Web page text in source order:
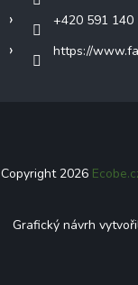
+420 591 140
https://
Copyright 2026
Grafický návrh